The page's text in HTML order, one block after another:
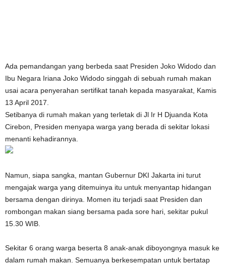
Ada pemandangan yang berbeda saat Presiden Joko Widodo dan
Ibu Negara Iriana Joko Widodo singgah di sebuah rumah makan
usai acara penyerahan sertifikat tanah kepada masyarakat, Kamis
13 April 2017.
Setibanya di rumah makan yang terletak di Jl Ir H Djuanda Kota
Cirebon, Presiden menyapa warga yang berada di sekitar lokasi
menanti kehadirannya.
Namun, siapa sangka, mantan Gubernur DKI Jakarta ini turut
mengajak warga yang ditemuinya itu untuk menyantap hidangan
bersama dengan dirinya. Momen itu terjadi saat Presiden dan
rombongan makan siang bersama pada sore hari, sekitar pukul
15.30 WIB.
Sekitar 6 orang warga beserta 8 anak-anak diboyongnya masuk ke
dalam rumah makan. Semuanya berkesempatan untuk bertatap